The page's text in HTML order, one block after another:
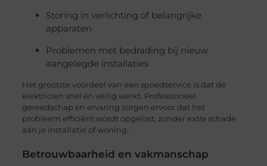
Storing in verlichting of belangrijke
apparaten
Problemen met bedrading bij nieuw
aangelegde installaties
Het grootste voordeel van een spoedservice is dat de
elektricien snel én veilig werkt. Professioneel
gereedschap en ervaring zorgen ervoor dat het
probleem efficiënt wordt opgelost, zonder extra schade
aan je installatie of woning.
Betrouwbaarheid en vakmanschap